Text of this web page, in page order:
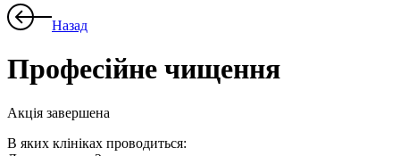
Назад
Професійне чищення
Акція завершена
В яких клініках проводиться: